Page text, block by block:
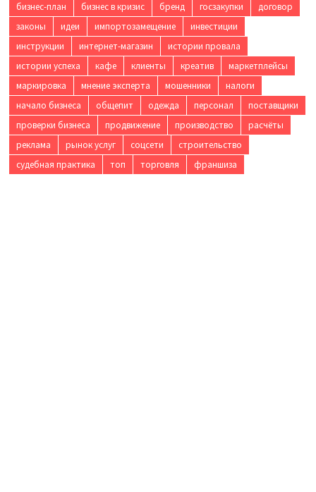
бизнес-план
бизнес в кризис бренд госзакупки
договор
законы
идеи импортозамещение
инвестиции
инструкции
интернет-магазин
истории провала
истории успеха
кафе клиенты креатив
маркетплейсы
маркировка
мнение эксперта мошенники
налоги
начало бизнеса
общепит одежда персонал
поставщики
проверки бизнеса
продвижение производство
расчёты
реклама
рынок услуг соцсети
строительство
судебная практика
топ торговля франшиза